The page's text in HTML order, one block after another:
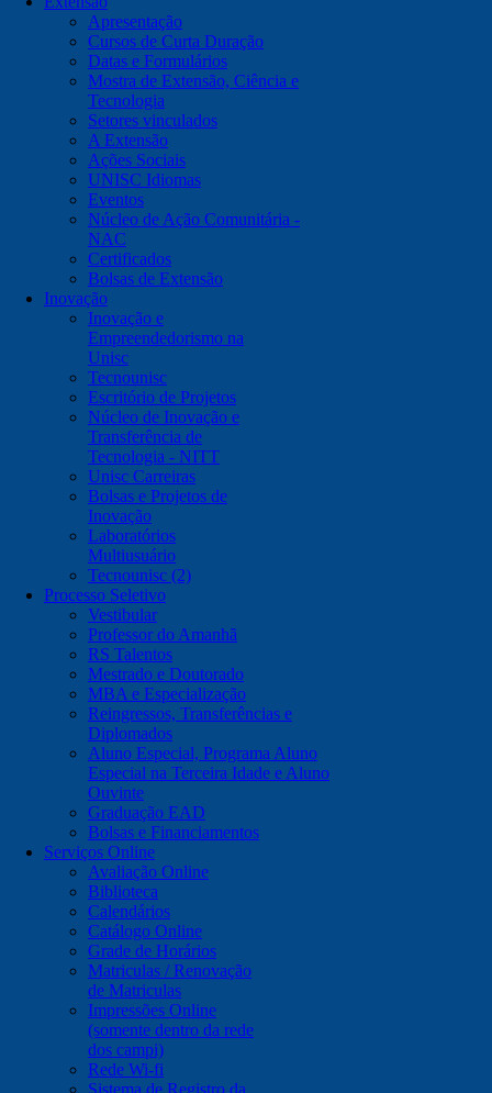
Apresentação
Cursos de Curta Duração
Datas e Formulários
Mostra de Extensão, Ciência e
Tecnologia
Setores vinculados
A Extensão
Ações Sociais
UNISC Idiomas
Eventos
Núcleo de Ação Comunitária -
NAC
Certificados
Bolsas de Extensão
Inovação
Inovação e
Empreendedorismo na
Unisc
Tecnounisc
Escritório de Projetos
Núcleo de Inovação e
Transferência de
Tecnologia - NITT
Unisc Carreiras
Bolsas e Projetos de
Inovação
Laboratórios
Multiusuário
Tecnounisc (2)
Processo Seletivo
Vestibular
Professor do Amanhã
RS Talentos
Mestrado e Doutorado
MBA e Especialização
Reingressos, Transferências e
Diplomados
Aluno Especial, Programa Aluno
Especial na Terceira Idade e Aluno
Ouvinte
Graduação EAD
Bolsas e Financiamentos
Serviços Online
Avaliação Online
Biblioteca
Calendários
Catálogo Online
Grade de Horários
Matriculas / Renovação
de Matriculas
Impressões Online
(somente dentro da rede
dos campi)
Rede Wi-fi
Sistema de Registro da